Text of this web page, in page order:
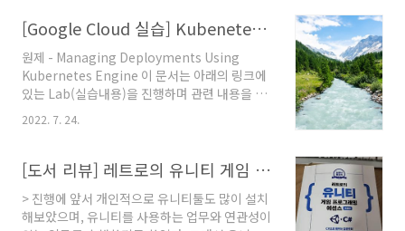
우선 제목에서 말하는 '앱'이라는 개념이 ..
의 흐름대로 작성하면 된다는 특성을 이용하여
누구나 쉽게 접근할 수 있다는 점이 큰 장점으로
활용된다고 생각한다. 물론 퍼포먼스 측면에서
상당히 연산 능력이 필요한 코드를 작성할 경우
타 언어에 비해서는 매우 낮은 퍼포먼스를 보이
는 경우도 있기에 무조건 추천할만하다고 여겨지
문에, 실제 사용하는 입장에서는 로직 자체에만
집중할 수..
[Google Cloud 실습] Kubenetes Engine으로 배포 관리
원제 - Managing Deployments Using
Kubernetes Engine 이 문서는 아래의 링크에
있는 Lab(실습내용)을 진행하며 관련 내용을 정
리하는 차원에서 작성하였다.
https://www.cloudskillsboost.google/focuses/639?
Kubernetes(Kubernetes in Google Cloud)
퀘스트 내부에 있는 네 번째 Lab에 해당한다.
https://www.cloudskillsboost.google/quests/29
개요 Dev Ops 방식에서는 정기적으로 여러 배포
2022. 7. 24.
[도서 리뷰] 레트로의 유니티 게임 프로그래밍 에센스(개정판)
> 진행에 앞서 개인적으로 유니티툴도 많이 설치
해보았으며, 유니티를 사용하는 업무와 연관성이